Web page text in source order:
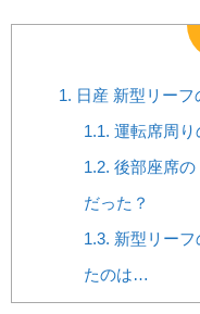
1. 日産 新型リー
1.1. 運転席周り
1.2. 後部座席の
だった？
1.3. 新型リー
たのは…